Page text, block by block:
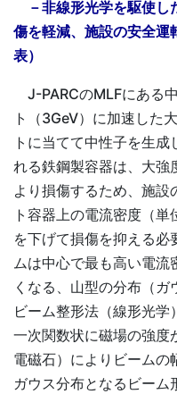
－非線形光学を駆使し
傷を軽減、施設の安全
表）
J-PARCのMLFにある
ト（3GeV）に加速した
トに当てて中性子を生
れる鉄鋼製容器は、大強
より損傷するため、施設
ト容器上の電流密度（単
を下げて損傷を抑える
ムは中心で最も高い電流
くなる、山型の分布（
ビーム整形法（線形光学
一次関数状に磁場の強度
電磁石）によりビームの
ガウス分布となるビー